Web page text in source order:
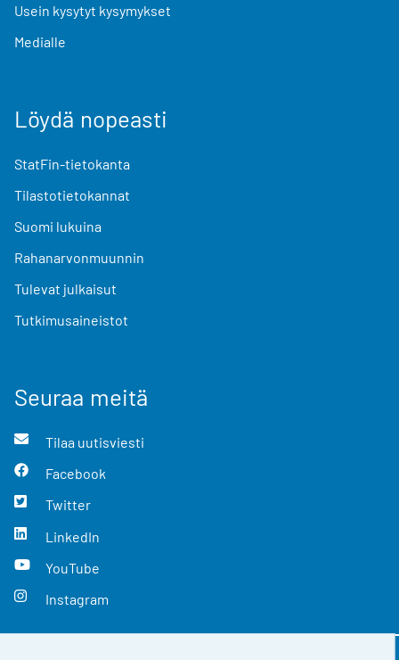
Usein kysytyt kysymykset
Medialle
Löydä nopeasti
StatFin-tietokanta
Tilastotietokannat
Suomi lukuina
Rahanarvonmuunnin
Tulevat julkaisut
Tutkimusaineistot
Seuraa meitä
Tilaa uutisviesti
Facebook
Twitter
LinkedIn
YouTube
Instagram